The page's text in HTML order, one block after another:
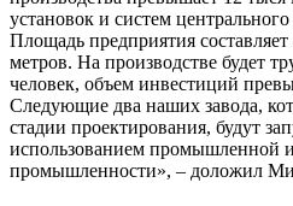
установок и систем
Площадь предприятия
метров. На производстве будет
человек, объем инвестиций
Следующие два наших завода,
стадии проектирования, будут
использованием промышленной
промышленности», – доложил